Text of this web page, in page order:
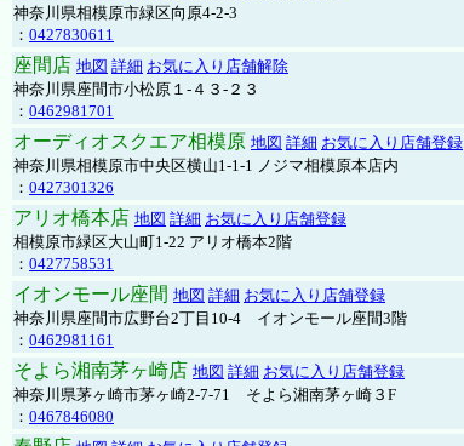
神奈川県相模原市緑区向原4-2-3
： 0427830611
座間店 地図 詳細 お気に入り店舗解除
神奈川県座間市小松原１-４３-２３
： 0462981701
オーディオスクエア相模原 地図 詳細 お気に入り店舗登録
神奈川県相模原市中央区横山1-1-1 ノジマ相模原本店内
： 0427301326
アリオ橋本店 地図 詳細 お気に入り店舗登録
相模原市緑区大山町1-22 アリオ橋本2階
： 0427758531
イオンモール座間 地図 詳細 お気に入り店舗登録
神奈川県座間市広野台2丁目10-4 イオンモール座間3階
： 0462981161
そよら湘南茅ヶ崎店 地図 詳細 お気に入り店舗登録
神奈川県茅ヶ崎市茅ヶ崎2‐7‐71 そよら湘南茅ヶ崎３F
： 0467846080